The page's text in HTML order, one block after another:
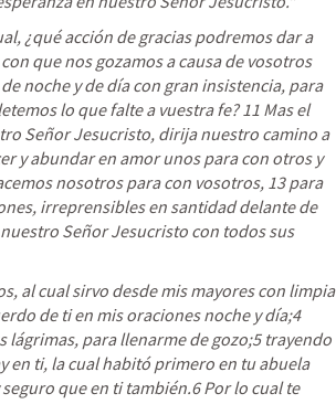
¿qué acción de gracias podremos dar a
que nos gozamos a causa de vosotros
noche y de día con gran insistencia, para
lo que falte a vuestra fe? 11 Mas el
Señor Jesucristo, dirija nuestro camino a
y abundar en amor unos para con otros y
nosotros para con vosotros, 13 para
irreprensibles en santidad delante de
Señor Jesucristo con todos sus
al cual sirvo desde mis mayores con limpia
de ti en mis oraciones noche y día;4
lágrimas, para llenarme de gozo;5 trayendo
en ti, la cual habitó primero en tu abuela
que en ti también.6 Por lo cual te